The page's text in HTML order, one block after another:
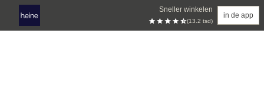
Sneller winkelen
(13.2 tsd)
in de app